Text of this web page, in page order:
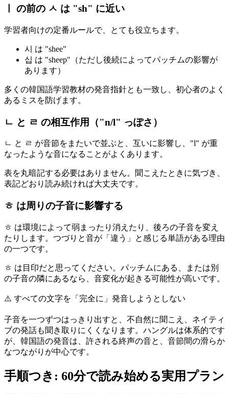
ㅣ の前の ㅅ は "sh" に近い
学習者向けの定番ルールで、とても役立ちます。
시 は "shee"
십 は "sheep"（ただし後続によってパッチムの影響が
あります）
多くの韓国語学習教材の発音指針とも一致し、初心者のよく
あるミスを防げます。
ㄴ と ㄹ の相互作用（"n/l" っぽさ）
ㄴ と ㄹ が音節をまたいで並ぶと、互いに影響し、"l" が重
なったような音になることがよくあります。
表を丸暗記する必要はありません。聞こえたときに気づき、
表記どおり読み続ければ大丈夫です。
ㅎ は周りの子音に影響する
ㅎ は環境によって弱まったり消えたり、後ろの子音を変え
たりします。つづりと音が「違う」と感じる単語がある理由
の一つです。
ㅎ は目印だと思ってください。パッチムにある、または別
の子音の隣にあるなら、音変化が起きる可能性が高いです。
⚠️ すべての文字を「完全に」発音しようとしない
子音を一つずつはっきり出すと、不自然に聞こえ、ネイティ
ブの発話も聞き取りにくくなります。ハングルは体系的です
が、韓国語の発音は、許される終声の音と、音節間の滑らか
なつながりが中心です。
手順つき: 60分で読み始める実用プラン